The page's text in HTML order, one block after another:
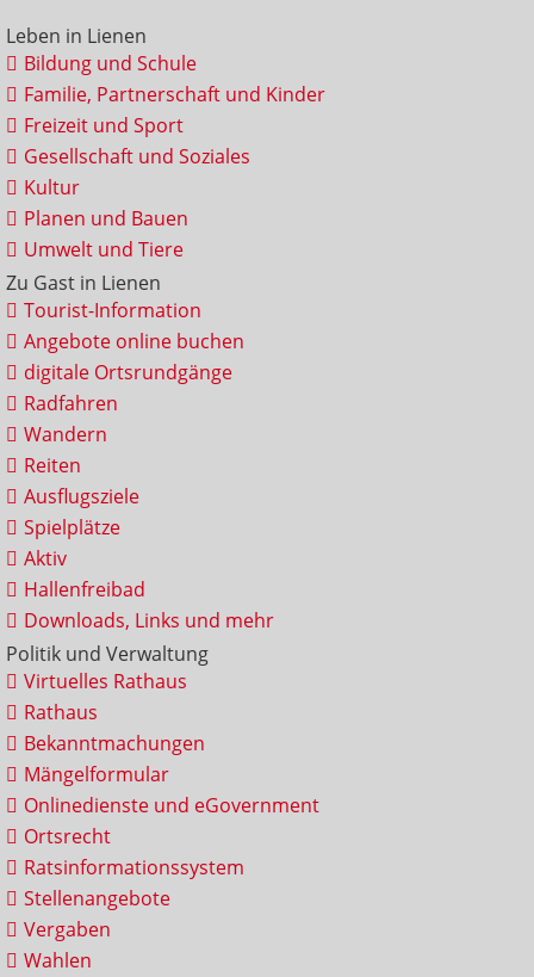
Leben in Lienen
Bildung und Schule
Familie, Partnerschaft und Kinder
Freizeit und Sport
Gesellschaft und Soziales
Kultur
Planen und Bauen
Umwelt und Tiere
Zu Gast in Lienen
Tourist-Information
Angebote online buchen
digitale Ortsrundgänge
Radfahren
Wandern
Reiten
Ausflugsziele
Spielplätze
Aktiv
Hallenfreibad
Downloads, Links und mehr
Politik und Verwaltung
Virtuelles Rathaus
Rathaus
Bekanntmachungen
Mängelformular
Onlinedienste und eGovernment
Ortsrecht
Ratsinformationssystem
Stellenangebote
Vergaben
Wahlen